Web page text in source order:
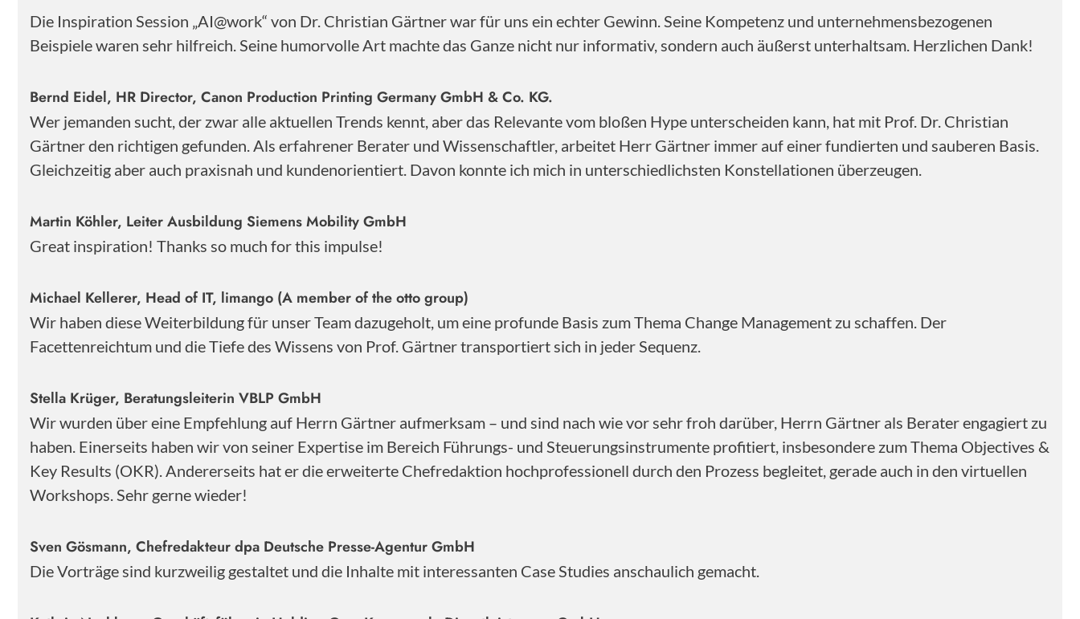
Die Inspiration Session „AI@work“ von Dr. Christian Gärtner war für uns ein echter Gewinn. Seine Kompetenz und unternehmensbezogenen
Beispiele waren sehr hilfreich. Seine humorvolle Art machte das Ganze nicht nur informativ, sondern auch äußerst unterhaltsam. Herzlichen Dank!
Bernd Eidel, HR Director, Canon Production Printing Germany GmbH & Co. KG.
Wer jemanden sucht, der zwar alle aktuellen Trends kennt, aber das Relevante vom bloßen Hype unterscheiden kann, hat mit Prof. Dr. Christian
Gärtner den richtigen gefunden. Als erfahrener Berater und Wissenschaftler, arbeitet Herr Gärtner immer auf einer fundierten und sauberen Basis.
Gleichzeitig aber auch praxisnah und kundenorientiert. Davon konnte ich mich in unterschiedlichsten Konstellationen überzeugen.
Martin Köhler, Leiter Ausbildung Siemens Mobility GmbH
Great inspiration! Thanks so much for this impulse!
Michael Kellerer, Head of IT, limango (A member of the otto group)
Wir haben diese Weiterbildung für unser Team dazugeholt, um eine profunde Basis zum Thema Change Management zu schaffen. Der
Facettenreichtum und die Tiefe des Wissens von Prof. Gärtner transportiert sich in jeder Sequenz.
Stella Krüger, Beratungsleiterin VBLP GmbH
Wir wurden über eine Empfehlung auf Herrn Gärtner aufmerksam – und sind nach wie vor sehr froh darüber, Herrn Gärtner als Berater engagiert zu
haben. Einerseits haben wir von seiner Expertise im Bereich Führungs- und Steuerungsinstrumente profitiert, insbesondere zum Thema Objectives &
Key Results (OKR). Andererseits hat er die erweiterte Chefredaktion hochprofessionell durch den Prozess begleitet, gerade auch in den virtuellen
Workshops. Sehr gerne wieder!
Sven Gösmann, Chefredakteur dpa Deutsche Presse-Agentur GmbH
Die Vorträge sind kurzweilig gestaltet und die Inhalte mit interessanten Case Studies anschaulich gemacht.